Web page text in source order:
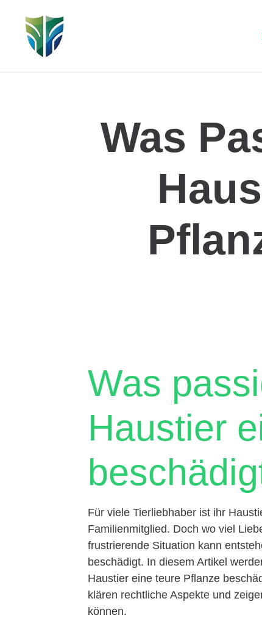
Was
Was
Haustier
Für viele Tierliebhaber ist ihr
Familienmitglied. Doch wo viel
frustrierende Situation kann
beschädigt. In diesem Artikel
Haustier eine teure Pflanze
klären rechtliche Aspekte und
können.